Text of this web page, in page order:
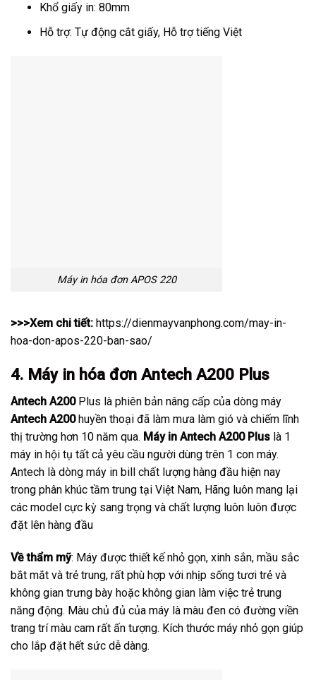
Khổ giấy in: 80mm
Hỗ trợ: Tự động cắt giấy, Hỗ trợ tiếng Việt
Máy in hóa đơn APOS 220
>>>Xem chi tiết: https://dienmayvanphong.com/may-in-
hoa-don-apos-220-ban-sao/
4. Máy in hóa đơn Antech A200 Plus
Antech A200Plus là phiên bản nâng cấp của dòng máy
Antech A200huyền thoại đã làm mưa làm gió và chiếm lĩnh
thị trường hơn 10 năm qua. Máy in Antech A200 Plus là 1
máy in hội tụ tất cả yêu cầu người dùng trên 1 con máy.
Antech là dòng máy in bill chất lượng hàng đầu hiện nay
trong phân khúc tầm trung tại Việt Nam, Hãng luôn mang lại
các model cực kỳ sang trọng và chất lượng luôn luôn được
đặt lên hàng đầu
Về thẩm mỹ: Máy được thiết kế nhỏ gọn, xinh sắn, mầu sắc
bắt mắt và trẻ trung, rất phù hợp với nhịp sống tươi trẻ và
không gian trưng bày hoặc không gian làm việc trẻ trung
năng động. Màu chủ đủ của máy là màu đen có đường viền
trang trí màu cam rất ấn tượng. Kích thước máy nhỏ gọn giúp
cho lắp đặt hết sức dễ dàng.